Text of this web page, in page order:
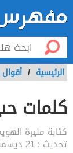
الرئيسية /
كلمات
كتابة منيرة
تحديث : 21 ديسمبر, 2022 12:16